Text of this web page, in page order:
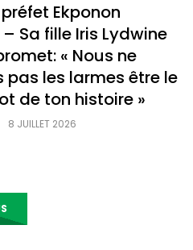
Ekponon
Sa fille Iris Lydwine
« Nous ne
pas les larmes être le
de ton histoire »
8 JUILLET 2026